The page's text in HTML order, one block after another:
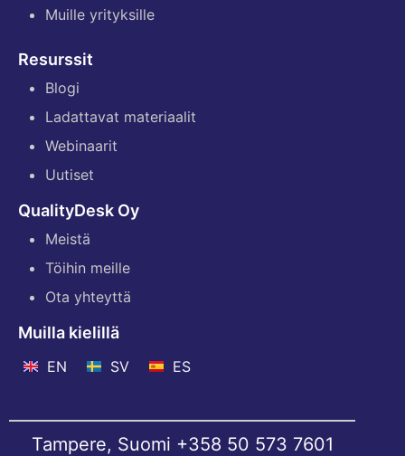
Muille yrityksille
Resurssit
Blogi
Ladattavat materiaalit
Webinaarit
Uutiset
QualityDesk Oy
Meistä
Töihin meille
Ota yhteyttä
Muilla kielillä
EN SV ES
Tampere, Suomi +358 50 573 7601